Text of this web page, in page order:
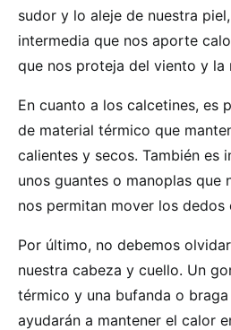
sudor y lo aleje de nuestra
intermedia que nos aporte
que nos proteja del viento y la
En cuanto a los calcetines, es
de material térmico que
calientes y secos. También es
unos guantes o manoplas
nos permitan mover los dedos
Por último, no debemos
nuestra cabeza y cuello. Un
térmico y una bufanda o
ayudarán a mantener el calor